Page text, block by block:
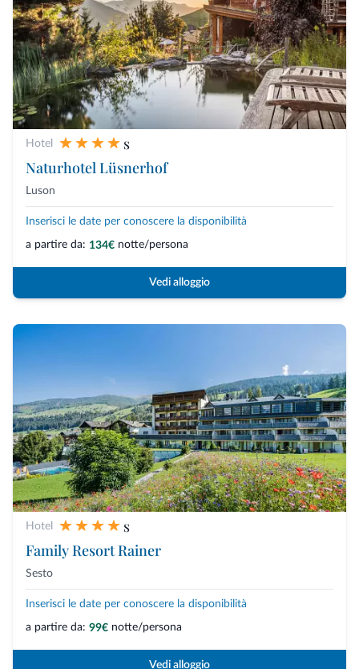
Hotel
s
Naturhotel Lüsnerhof
Luson
Inserisci le date per conoscere la disponibilità
a partire da: 134€ notte/persona
Vedi alloggio
Hotel
s
Family Resort Rainer
Sesto
Inserisci le date per conoscere la disponibilità
a partire da: 99€ notte/persona
Vedi alloggio